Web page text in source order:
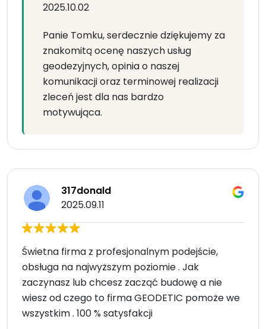
2025.10.02
Panie Tomku, serdecznie dziękujemy za
znakomitą ocenę naszych usług
geodezyjnych, opinia o naszej
komunikacji oraz terminowej realizacji
zleceń jest dla nas bardzo
motywująca.
317donald
2025.09.11
Świetna firma z profesjonalnym podejście,
obsługa na najwyższym poziomie . Jak
zaczynasz lub chcesz zacząć budowę a nie
wiesz od czego to firma GEODETIC pomoże we
wszystkim . 100 % satysfakcji